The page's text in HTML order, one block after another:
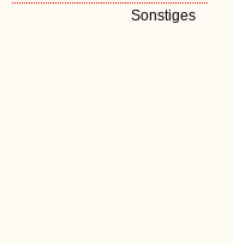
Sonstiges